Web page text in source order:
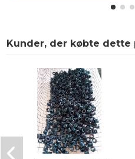
Kunder, der købte dette